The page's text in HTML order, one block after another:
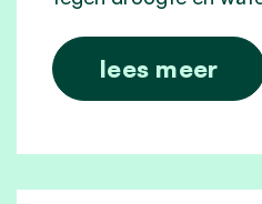
lees meer